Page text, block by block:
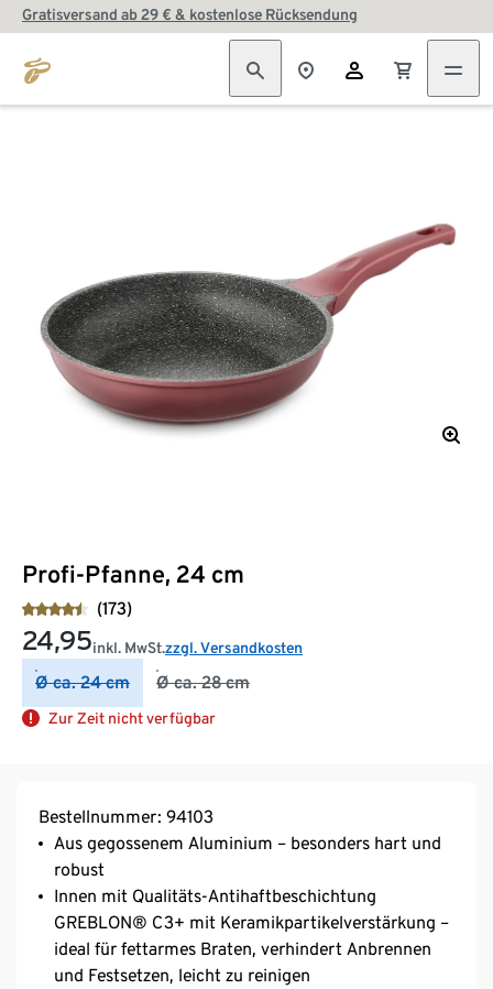
Gratisversand ab 29 € & kostenlose Rücksendung
Profi-Pfanne, 24 cm
(173)
24,95inkl. MwSt.zzgl. Versandkosten
Ø ca. 24 cm Ø ca. 28 cm
Zur Zeit nicht verfügbar
Bestellnummer: 94103
Aus gegossenem Aluminium – besonders hart und
robust
Innen mit Qualitäts-Antihaftbeschichtung
GREBLON® C3+ mit Keramikpartikelverstärkung –
ideal für fettarmes Braten, verhindert Anbrennen
und Festsetzen, leicht zu reinigen